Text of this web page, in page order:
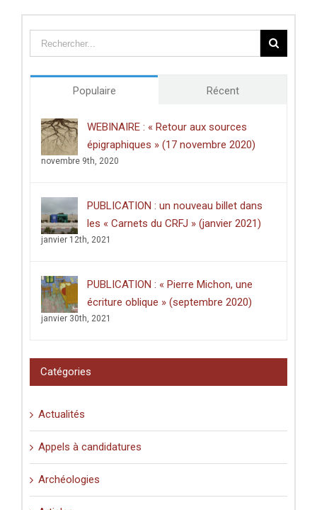
la
Terre
sainte
en
l’archéologie
permis
de
fabriquer
la
»
Populaire Récent
WEBINAIRE : « Retour aux sources
épigraphiques » (17 novembre 2020)
novembre 9th, 2020
PUBLICATION : un nouveau billet dans
les « Carnets du CRFJ » (janvier 2021)
janvier 12th, 2021
PUBLICATION : « Pierre Michon, une
écriture oblique » (septembre 2020)
janvier 30th, 2021
Catégories
Actualités
Appels à candidatures
Archéologies